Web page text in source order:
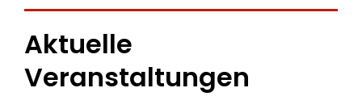
Aktuelle
Veranstaltungen